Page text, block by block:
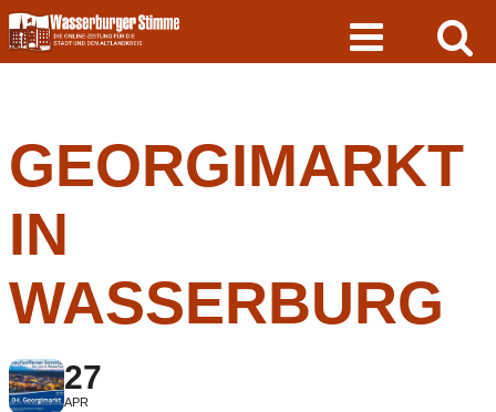
Skip
to
content
GEORGIMARKT
IN
WASSERBURG
27
APR